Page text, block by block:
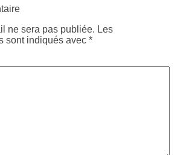
ne sera pas publiée. Les
sont indiqués avec *